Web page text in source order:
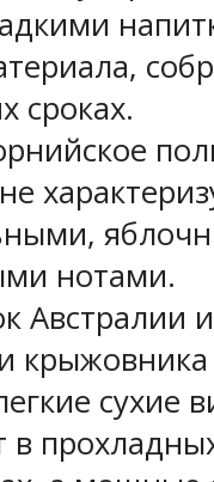
сроках.
нотами.
Австралии
сухие
в